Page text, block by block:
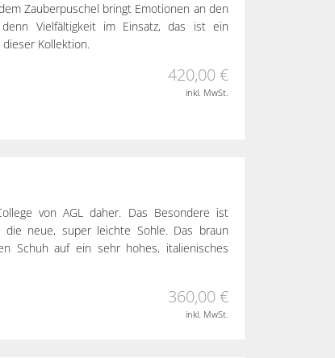
Zauberpuschel bringt Emotionen an den
Vielfältigkeit im Einsatz, das ist ein
Kollektion.
420,00 €
inkl. MwSt.
von AGL daher. Das Besondere ist
neue, super leichte Sohle. Das braun
Schuh auf ein sehr hohes, italienisches
360,00 €
inkl. MwSt.